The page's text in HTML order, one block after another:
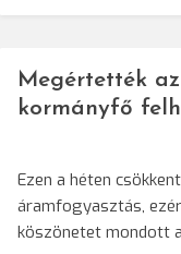
Megértették
kormányfő
Ezen a héten
áramfogyasztás,
köszönetet mondott